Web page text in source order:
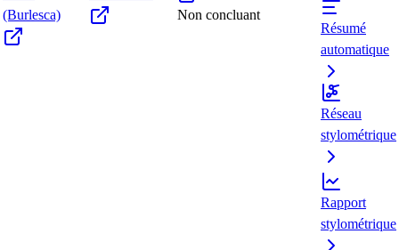
(Burlesca)
Non concluant
Résumé
automatique
Réseau
stylométrique
Rapport
stylométrique